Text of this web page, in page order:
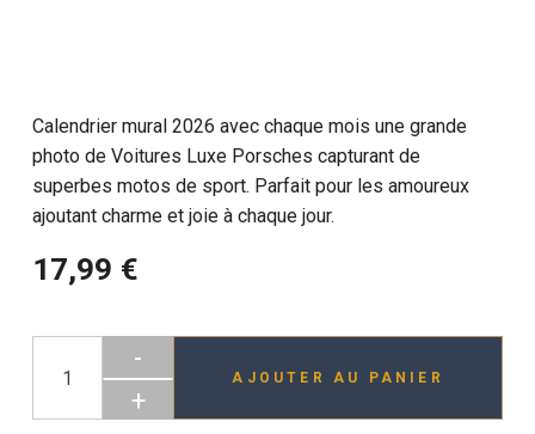
Calendrier mural 2026 avec chaque mois une grande
photo de Voitures Luxe Porsches capturant de
superbes motos de sport. Parfait pour les amoureux
ajoutant charme et joie à chaque jour.
17,99 €
-
+
AJOUTER AU PANIER